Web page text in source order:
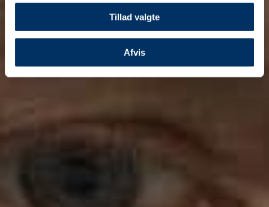
Tillad valgte
Afvis